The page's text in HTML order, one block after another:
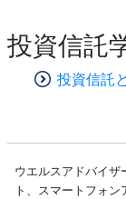
投資信託
投資信託
ウエルスアドバイザ
ト、スマートフォ